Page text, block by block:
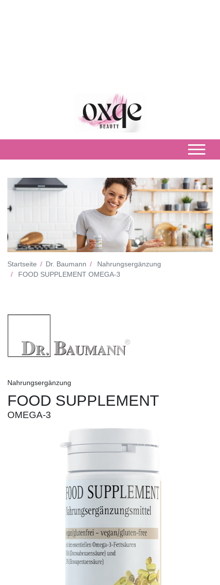
Startseite Dr. Baumann
Nahrungsergänzung
FOOD SUPPLEMENT OMEGA-3
Nahrungsergänzung
FOOD SUPPLEMENT
OMEGA-3